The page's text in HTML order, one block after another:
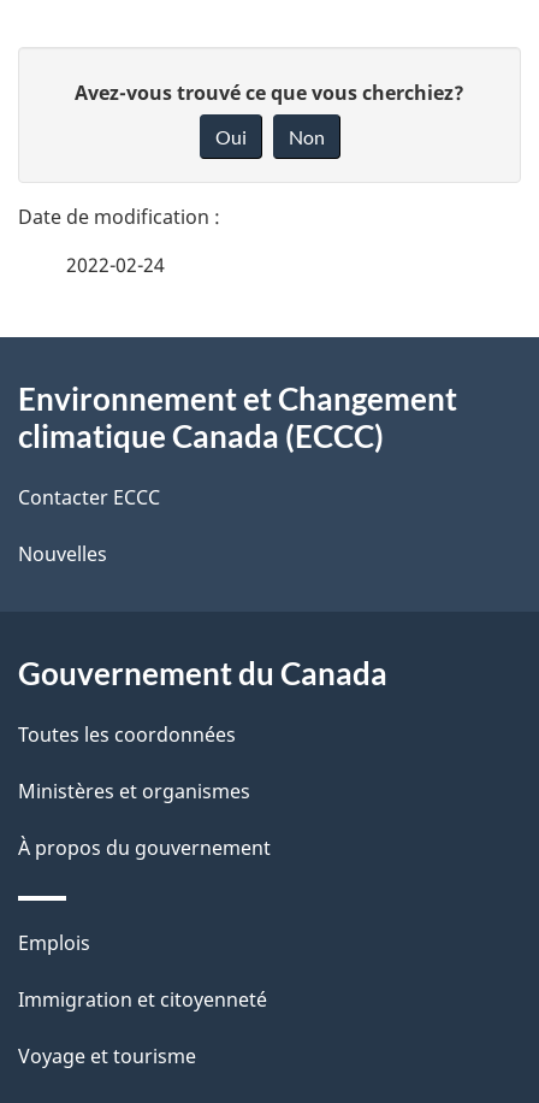
t
a
l
s
d
e
l
a
g
e
n
o
t
r
r
t
a
c
i
o
s
u
e
Avez-vous trouvé ce que vous cherchiez?
Oui Non
2022-02-24
propos
ce
site
Environnement et Changement
climatique Canada (ECCC)
Contacter ECCC
Nouvelles
Gouvernement du Canada
Toutes les coordonnées
Ministères et organismes
À propos du gouvernement
Thèmes
sujets
Emplois
Immigration et citoyenneté
Voyage et tourisme